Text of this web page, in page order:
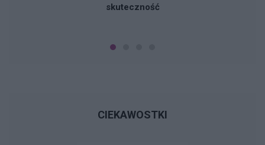
skuteczność
CIEKAWOSTKI